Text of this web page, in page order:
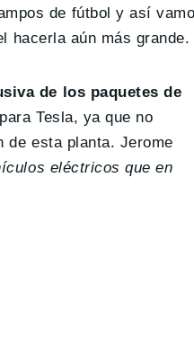
de fútbol y así
hacerla aún más grande.
de los paquetes de
Tesla, ya que no
de esta planta. Jerome
eléctricos que en